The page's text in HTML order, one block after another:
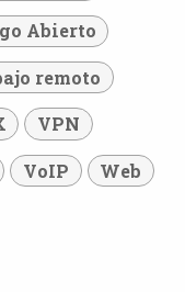
Abierto
remoto
VPN
VoIP
Web